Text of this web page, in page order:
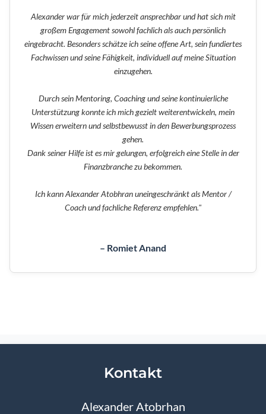
Alexander war für mich jederzeit ansprechbar und hat sich mit
großem Engagement sowohl fachlich als auch persönlich
eingebracht. Besonders schätze ich seine offene Art, sein fundiertes
Fachwissen und seine Fähigkeit, individuell auf meine Situation
einzugehen.
Durch sein Mentoring, Coaching und seine kontinuierliche
Unterstützung konnte ich mich gezielt weiterentwickeln, mein
Wissen erweitern und selbstbewusst in den Bewerbungsprozess
gehen.
Dank seiner Hilfe ist es mir gelungen, erfolgreich eine Stelle in der
Finanzbranche zu bekommen.
Ich kann Alexander Atobhran uneingeschränkt als Mentor /
Coach und fachliche Referenz empfehlen."
– Romiet Anand
Kontakt
Alexander Atobrhan